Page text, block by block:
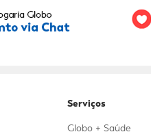
Serviços
Globo + Saúde